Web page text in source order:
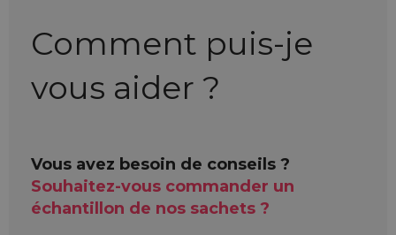
Comment puis-je
vous aider ?
Vous avez besoin de conseils ?
Souhaitez-vous commander un
échantillon de nos sachets ?